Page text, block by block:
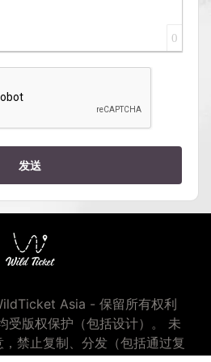
0
发送
Asia - 保留所有权利
受版权保护（包括设计）。 未
，禁止复制、分发（包括通过复